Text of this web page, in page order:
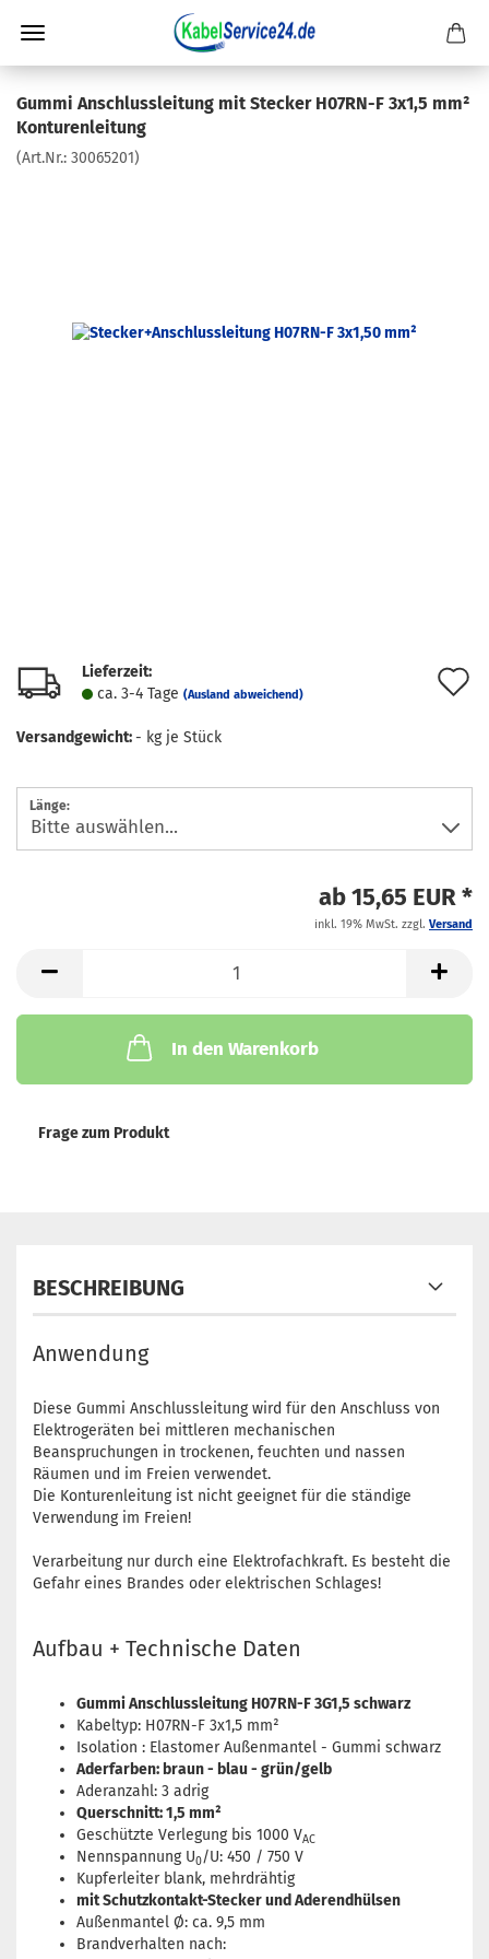
Gummi Anschlussleitung mit Stecker H07RN-F 3x1,5 mm²
Konturenleitung
(Art.Nr.: 30065201)
Lieferzeit:
ca. 3-4 Tage (Ausland abweichend)
Versandgewicht:- kg je Stück
Länge:
ab 15,65 EUR *
inkl. 19% MwSt. zzgl. Versand
In den Warenkorb
Frage zum Produkt
BESCHREIBUNG
Anwendung
Diese Gummi Anschlussleitung wird für den Anschluss von
Elektrogeräten bei mittleren mechanischen
Beanspruchungen in trockenen, feuchten und nassen
Räumen und im Freien verwendet.
Die Konturenleitung ist nicht geeignet für die ständige
Verwendung im Freien!
Verarbeitung nur durch eine Elektrofachkraft. Es besteht die
Gefahr eines Brandes oder elektrischen Schlages!
Aufbau + Technische Daten
Gummi Anschlussleitung H07RN-F 3G1,5 schwarz
Kabeltyp: H07RN-F 3x1,5 mm²
Isolation : Elastomer Außenmantel - Gummi schwarz
Aderfarben: braun - blau - grün/gelb
Aderanzahl: 3 adrig
Querschnitt: 1,5 mm²
Geschützte Verlegung bis 1000 VAC
Nennspannung U0/U: 450 / 750 V
Kupferleiter blank, mehrdrähtig
mit Schutzkontakt-Stecker und Aderendhülsen
Außenmantel Ø: ca. 9,5 mm
Brandverhalten nach: